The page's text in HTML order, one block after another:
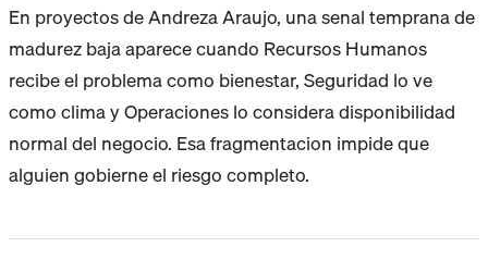
En proyectos de Andreza Araujo, una senal temprana de
madurez baja aparece cuando Recursos Humanos
recibe el problema como bienestar, Seguridad lo ve
como clima y Operaciones lo considera disponibilidad
normal del negocio. Esa fragmentacion impide que
alguien gobierne el riesgo completo.